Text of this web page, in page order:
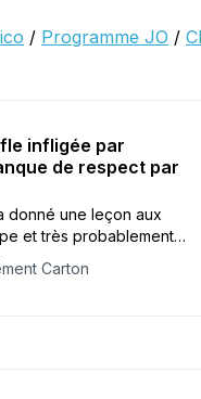
/ Programme JO /
infligée par
de respect par
donné une leçon aux
et très probablement
finale des JO. Nicolas
Guerschon Yabusele,
Carton